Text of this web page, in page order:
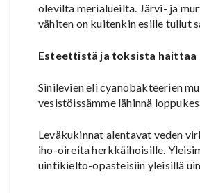
olevilta merialueilta. Järvi- ja
vähiten on kuitenkin esille tullut
Esteettistä ja toksista haittaa
Sinilevien eli cyanobakteerien
vesistöissämme lähinnä
Leväkukinnat alentavat veden
iho-oireita herkkäihoisille.
uintikielto-opasteisiin yleisillä